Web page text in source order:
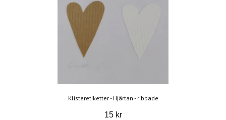
Klisteretiketter - Hjärtan - ribbade
15 kr